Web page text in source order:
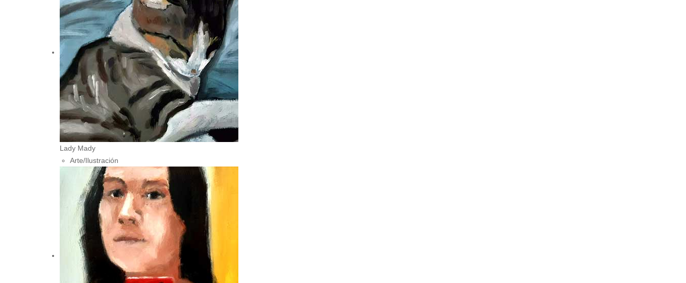
Lady Mady
Arte/Ilustración